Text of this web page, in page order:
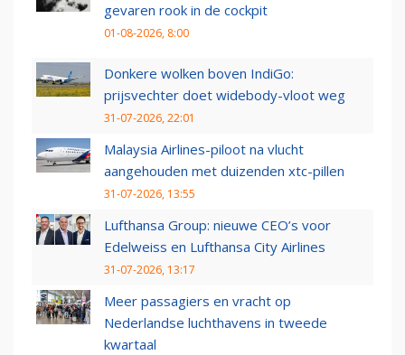
gevaren rook in de cockpit
01-08-2026, 8:00
Donkere wolken boven IndiGo:
prijsvechter doet widebody-vloot weg
31-07-2026, 22:01
Malaysia Airlines-piloot na vlucht
aangehouden met duizenden xtc-pillen
31-07-2026, 13:55
Lufthansa Group: nieuwe CEO’s voor
Edelweiss en Lufthansa City Airlines
31-07-2026, 13:17
Meer passagiers en vracht op
Nederlandse luchthavens in tweede
kwartaal